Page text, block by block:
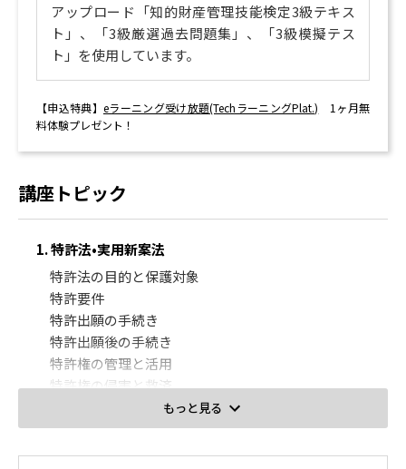
独占禁止法
9. 種苗法
10. 関税法
関税法
アップロード「知的財産管理技能検定3級テキス
ト」、「3級厳選過去問題集」、「3級模擬テス
ト」を使用しています。
【申込特典】 eラーニング受け放題(TechラーニングPlat.) 1ヶ月無
料体験プレゼント！
講座トピック
1. 特許法•実用新案法
特許法の目的と保護対象
特許要件
特許出願の手続き
特許出願後の手続き
特許権の管理と活用
特許権の侵害と救済
もっと見る